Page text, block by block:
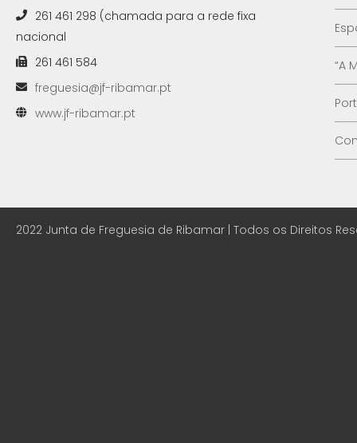
261 461 298 (chamada para a rede fixa
nacional
261 461 584
freguesia@jf-ribamar.pt
www.jf-ribamar.pt
“A
2022 Junta de Freguesia de Ribamar | Todos os Direitos